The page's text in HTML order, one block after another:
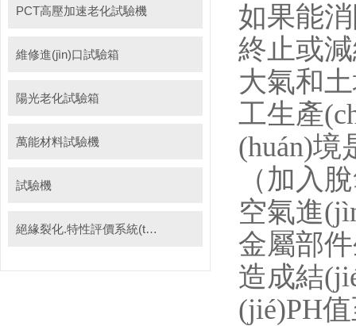
PCT高壓加速老化試驗機
維修進(jìn)口試驗箱
陽光老化試驗箱
萬能材料試驗機
試驗機
絕緣裂化.特性評價系統(tǒng)
如果能消
終止或減
大氣和土
工生產
(huán)境
（加入
空氣進
金屬部件
造成結
(jié)PH